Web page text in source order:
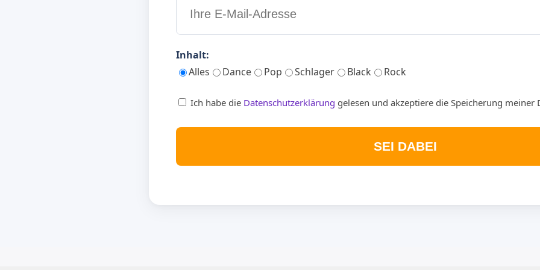
Inhalt:
Alles
Dance Pop Schlager Black Rock
Ich habe die Datenschutzerklärung gelesen und akzeptiere die Speicherung meiner
SEI DABEI